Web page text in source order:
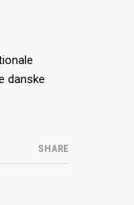
danske
SHARE